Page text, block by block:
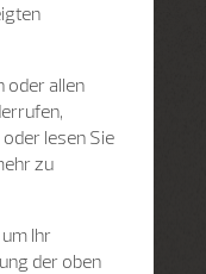
oder allen
lesen Sie
zu
Ihr
der oben